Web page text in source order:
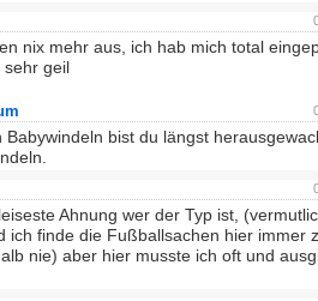
nix mehr aus, ich hab mich total
sehr geil
Babywindeln bist du längst
Ahnung wer der Typ ist,
ich finde die Fußballsachen hier immer
nie) aber hier musste ich oft und